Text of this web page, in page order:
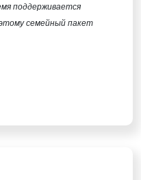
поддерживается
семейный пакет